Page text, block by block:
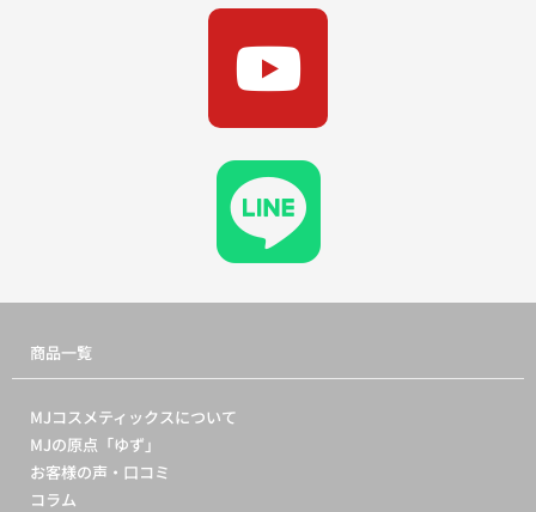
k
w
i
t
t
e
r
Y
o
u
t
u
e
商品一覧
MJコスメティックスについて
MJの原点「ゆず」
お客様の声・口コミ
コラム